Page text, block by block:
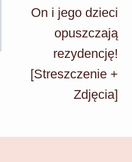
On i jego dzieci
opuszczają
rezydencję!
[Streszczenie +
Zdjęcia]